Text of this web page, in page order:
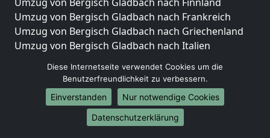
Umzug von Bergisch Gladbach nach Frankreich
Umzug von Bergisch Gladbach nach Griechenland
Umzug von Bergisch Gladbach nach Italien
Umzug von Bergisch Gladbach nach Luxemburg
Umzug von Bergisch Gladbach nach Niederlande
Umzug von Bergisch Gladbach nach Norwegen
Umzüge-Deutschlandweit
Diese Internetseite verwendet Cookies um die
Benutzerfreundlichkeit zu verbessern.
Einverstanden
Nur notwendige Cookies
Datenschutzerklärung